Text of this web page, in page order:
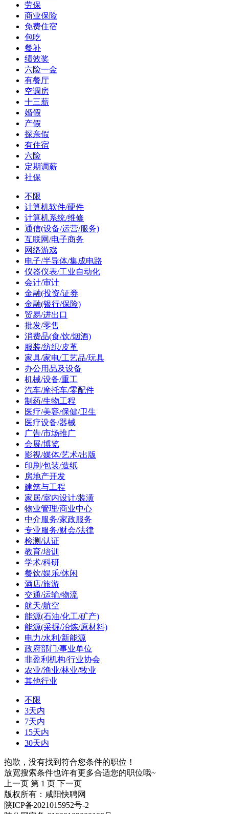
劳保
商业保险
免费住宿
包吃
餐补
绩效奖
六险一金
有餐厅
空调房
十三薪
婚假
产假
探亲假
有住宿
六险
定期调薪
社保
不限
计算机软件/硬件
计算机系统/维修
通信(设备/运营/服务)
互联网/电子商务
网络游戏
电子/半导体/集成电路
仪器仪表/工业自动化
会计/审计
金融(投资/证券
金融(银行/保险)
贸易/进出口
批发/零售
消费品(食/饮/烟酒)
服装/纺织/皮革
家具/家电/工艺品/玩具
办公用品及设备
机械/设备/重工
汽车/摩托车/零配件
制药/生物工程
医疗/美容/保健/卫生
医疗设备/器械
广告/市场推广
会展/博览
影视/媒体/艺术/出版
印刷/包装/造纸
房地产开发
建筑与工程
家居/室内设计/装潢
物业管理/商业中心
中介服务/家政服务
专业服务/财会/法律
检测/认证
教育/培训
学术/科研
餐饮/娱乐/休闲
酒店/旅游
交通/运输/物流
航天/航空
能源(石油/化工/矿产)
能源(采掘/冶炼/原材料)
电力/水利/新能源
政府部门/事业单位
非盈利机构/行业协会
农业/渔业/林业/牧业
其他行业
不限
3天内
7天内
15天内
30天内
抱歉，没有找到符合您条件的职位！
放宽搜索条件也许有更多合适您的职位哦~
上一页 第 1 页 下一页
版权所有：咸阳快聘网
陕ICP备2021015952号-2